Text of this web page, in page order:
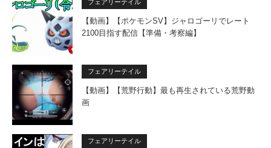
フェアリーテイル
【動画】【ポケモンSV】ジャロゴーリでレート
2100目指す配信【準備・考察編】
フェアリーテイル
【動画】【荒野行動】最も再生されている荒野動
画
フェアリーテイル